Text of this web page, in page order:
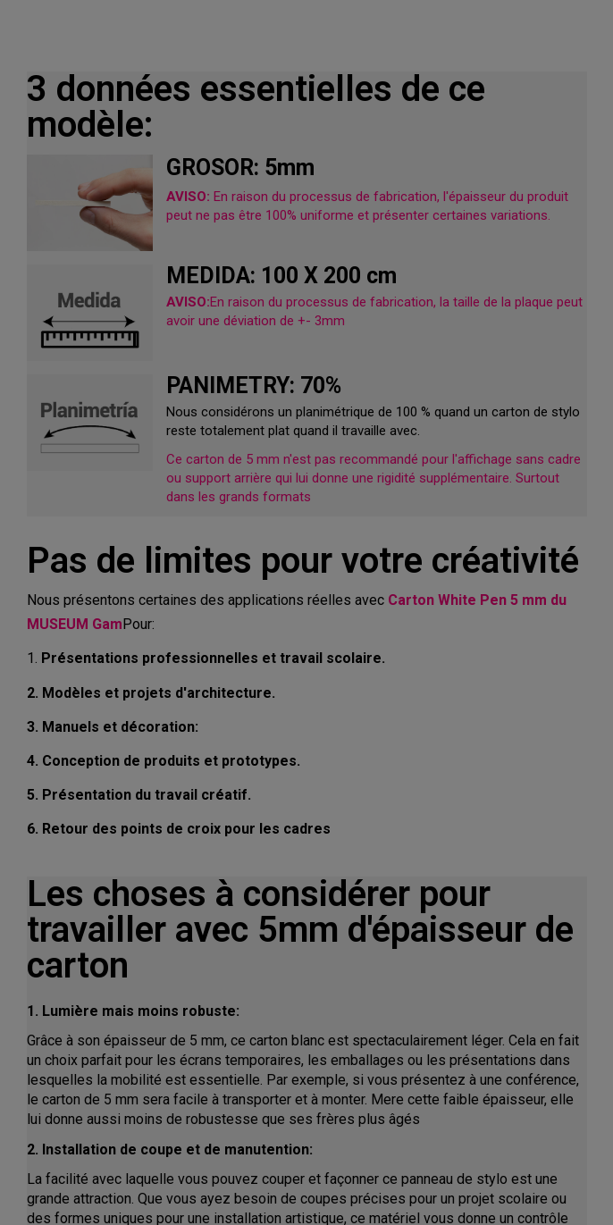
3 données essentielles de ce
modèle:
GROSOR: 5mm
AVISO: En raison du processus de fabrication, l'épaisseur du produit
peut ne pas être 100% uniforme et présenter certaines variations.
MEDIDA: 100 X 200 cm
AVISO:En raison du processus de fabrication, la taille de la plaque peut
avoir une déviation de +- 3mm
PANIMETRY: 70%
Nous considérons un planimétrique de 100 % quand un carton de stylo
reste totalement plat quand il travaille avec.
Ce carton de 5 mm n'est pas recommandé pour l'affichage sans cadre
ou support arrière qui lui donne une rigidité supplémentaire. Surtout
dans les grands formats
Pas de limites pour votre créativité
Nous présentons certaines des applications réelles avec Carton White Pen 5 mm du
MUSEUM GamPour:
1. Présentations professionnelles et travail scolaire.
2. Modèles et projets d'architecture.
3. Manuels et décoration:
4. Conception de produits et prototypes.
5. Présentation du travail créatif.
6. Retour des points de croix pour les cadres
Les choses à considérer pour
travailler avec 5mm d'épaisseur de
carton
1. Lumière mais moins robuste:
Grâce à son épaisseur de 5 mm, ce carton blanc est spectaculairement léger. Cela en fait
un choix parfait pour les écrans temporaires, les emballages ou les présentations dans
lesquelles la mobilité est essentielle. Par exemple, si vous présentez à une conférence,
le carton de 5 mm sera facile à transporter et à monter. Mere cette faible épaisseur, elle
lui donne aussi moins de robustesse que ses frères plus âgés
2. Installation de coupe et de manutention:
La facilité avec laquelle vous pouvez couper et façonner ce panneau de stylo est une
grande attraction. Que vous ayez besoin de coupes précises pour un projet scolaire ou
des formes uniques pour une installation artistique, ce matériel vous donne un contrôle